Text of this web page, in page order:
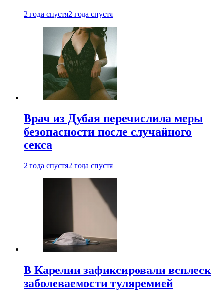
2 года спустя2 года спустя
Врач из Дубая перечислила меры
безопасности после случайного
секса
2 года спустя2 года спустя
В Карелии зафиксировали всплеск
заболеваемости туляремией